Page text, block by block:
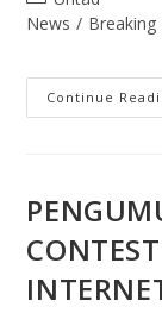
News / Breaking
Continue